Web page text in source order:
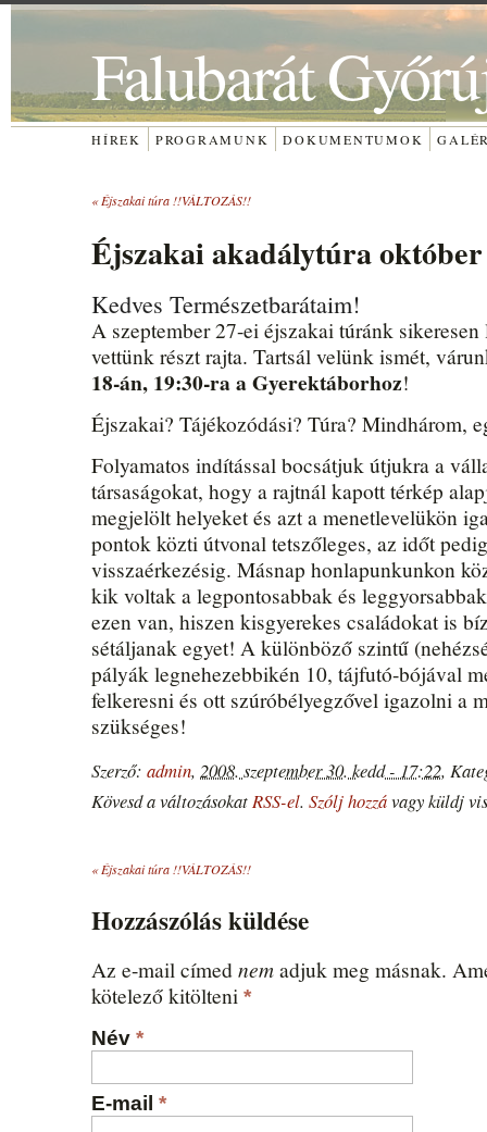
Falubarát
HÍREK PROGRAMUNK DOKUMENTUMOK
«Éjszakai túra !!VÁLTOZÁS!!
Éjszakai akadálytúra október
Kedves Természetbarátaim!
A szeptember 27-ei éjszakai túránk
vettünk részt rajta. Tartsál velünk ismét,
18-án, 19:30-ra a Gyerektáborhoz!
Éjszakai? Tájékozódási? Túra? Mindhárom,
Folyamatos indítással bocsátjuk útjukra a
társaságokat, hogy a rajtnál kapott térkép
megjelölt helyeket és azt a menetlevelükön
pontok közti útvonal tetszőleges, az időt
visszaérkezésig. Másnap honlapunkunkon
kik voltak a legpontosabbak és
ezen van, hiszen kisgyerekes családokat is
sétáljanak egyet! A különböző szintű
pályák legnehezebbikén 10, tájfutó-bójával
felkeresni és ott szúróbélyegzővel igazolni a
szükséges!
Szerző: admin, 2008. szeptember 30. kedd - 17:22,
Kövesd a változásokat RSS-el. Szólj hozzávagy küldj
«Éjszakai túra !!VÁLTOZÁS!!
Hozzászólás küldése
Az e-mail címed nem adjuk meg másnak.
kötelező kitölteni *
Név *
E-mail *